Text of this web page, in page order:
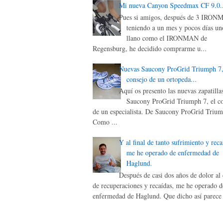
Mi nueva Canyon Speedmax CF
Pues si amigos, después de 3
teniendo a un mes y pocos días
llano como el IRONMAN de
Regensburg, he decidido comprarme u...
Nuevas Saucony ProGrid Triumph
consejo de un ortopeda...
Aquí os presento las nuevas
Saucony ProGrid Triumph 7, el
de un especialista. De Saucony ProGrid
Como ...
Y al final de tanto sufrimiento y
me he operado de enfermedad de
Haglund.
Después de casi dos años de dolor
de recuperaciones y recaídas, me he operado
enfermedad de Haglund. Que dicho así